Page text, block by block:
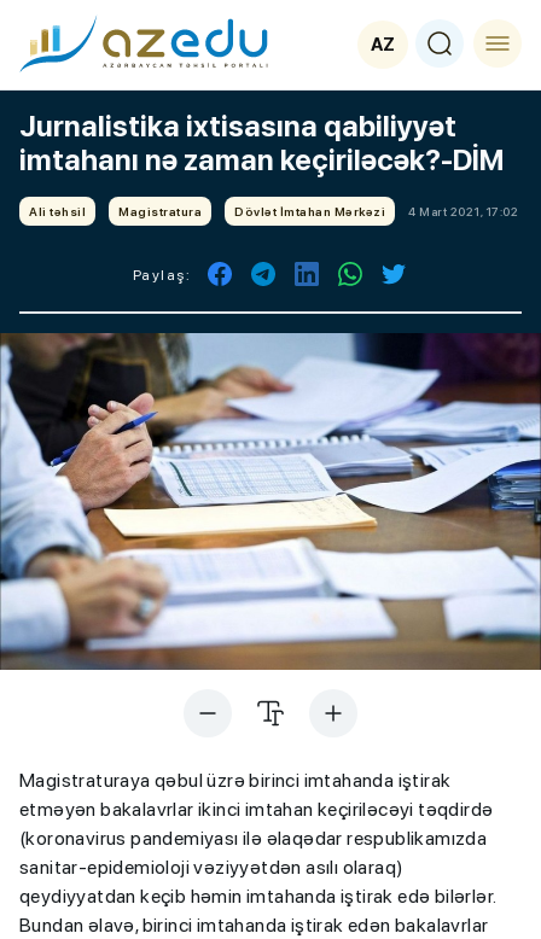
AZ
Jurnalistika ixtisasına qabiliyyət
imtahanı nə zaman keçiriləcək?-DİM
Ali təhsil Magistratura Dövlət İmtahan Mərkəzi 4 Mart 2021, 17:02
Paylaş:
Magistraturaya qəbul üzrə birinci imtahanda iştirak
etməyən bakalavrlar ikinci imtahan keçiriləcəyi təqdirdə
(koronavirus pandemiyası ilə əlaqədar respublikamızda
sanitar-epidemioloji vəziyyətdən asılı olaraq)
qeydiyyatdan keçib həmin imtahanda iştirak edə bilərlər.
Bundan əlavə, birinci imtahanda iştirak edən bakalavrlar